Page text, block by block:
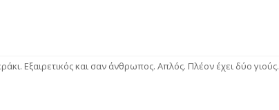
Εξαιρετικός και σαν άνθρωπος. Απλός. Πλέον έχει δύο γιούς.